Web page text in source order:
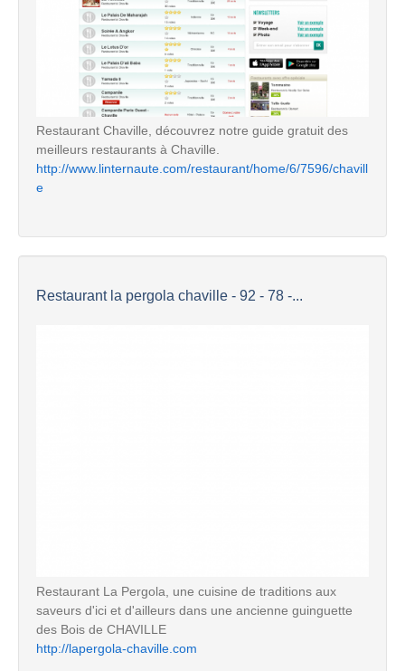
Restaurant Chaville, découvrez notre guide gratuit des
meilleurs restaurants à Chaville.
http://www.linternaute.com/restaurant/home/6/7596/chavill
e
Restaurant la pergola chaville - 92 - 78 -...
Restaurant La Pergola, une cuisine de traditions aux
saveurs d'ici et d'ailleurs dans une ancienne guinguette
des Bois de CHAVILLE
http://lapergola-chaville.com